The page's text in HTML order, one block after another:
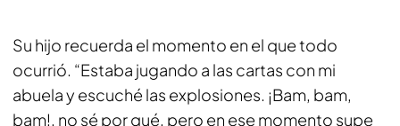
Su hijo recuerda el momento en el que todo
ocurrió. “Estaba jugando a las cartas con mi
abuela y escuché las explosiones. ¡Bam, bam,
bam!, no sé por qué, pero en ese momento supe